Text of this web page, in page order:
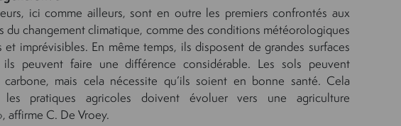
ici comme ailleurs, sont en outre les premiers confrontés aux
du changement climatique, comme des conditions météorologiques
et imprévisibles. En même temps, ils disposent de grandes surfaces
peuvent faire une différence considérable. Les sols peuvent
carbone, mais cela nécessite qu’ils soient en bonne santé. Cela
pratiques agricoles doivent évoluer vers une agriculture
affirme C. De Vroey.